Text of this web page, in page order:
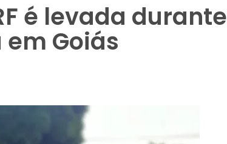
é levada durante
Goiás